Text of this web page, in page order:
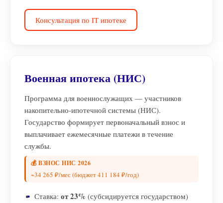
Консультация по IT ипотеке
Военная ипотека (НИС)
Программа для военнослужащих — участников
накопительно-ипотечной системы (НИС).
Государство формирует первоначальный взнос и
выплачивает ежемесячные платежи в течение
службы.
💰 ВЗНОС НИС 2026
~34 265 ₽/мес (бюджет 411 184 ₽/год)
Ставка: от 23% (субсидируется государством)